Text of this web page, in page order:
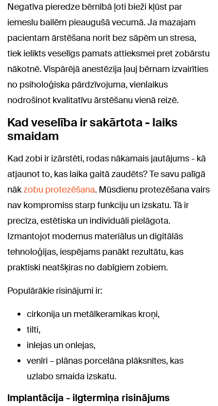
Negatīva pieredze bērnībā ļoti bieži kļūst par
iemeslu bailēm pieaugušā vecumā. Ja mazajam
pacientam ārstēšana norit bez sāpēm un stresa,
tiek ielikts veselīgs pamats attieksmei pret zobārstu
nākotnē. Vispārējā anestēzija ļauj bērnam izvairīties
no psiholoģiska pārdzīvojuma, vienlaikus
nodrošinot kvalitatīvu ārstēšanu vienā reizē.
Kad veselība ir sakārtota - laiks
smaidam
Kad zobi ir izārstēti, rodas nākamais jautājums - kā
atjaunot to, kas laika gaitā zaudēts? Te savu palīgā
nākzobu protezēšana. Mūsdienu protezēšana vairs
nav kompromiss starp funkciju un izskatu. Tā ir
precīza, estētiska un individuāli pielāgota.
Izmantojot modernus materiālus un digitālās
tehnoloģijas, iespējams panākt rezultātu, kas
praktiski neatšķiras no dabīgiem zobiem.
Populārākie risinājumi ir:
cirkonija un metālkeramikas kroņi,
tilti,
inlejas un onlejas,
venīri – plānas porcelāna plāksnītes, kas
uzlabo smaida izskatu.
Implantācija - ilgtermiņa risinājums